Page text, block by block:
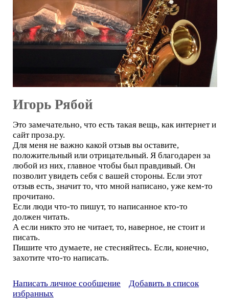
Игорь Рябой
Это замечательно, что есть такая вещь, как интернет и
сайт проза.ру.
Для меня не важно какой отзыв вы оставите,
положительный или отрицательный. Я благодарен за
любой из них, главное чтобы был правдивый. Он
позволит увидеть себя с вашей стороны. Если этот
отзыв есть, значит то, что мной написано, уже кем-то
прочитано.
Если люди что-то пишут, то написанное кто-то
должен читать.
А если никто это не читает, то, наверное, не стоит и
писать.
Пишите что думаете, не стесняйтесь. Если, конечно,
захотите что-то написать.
Написать личное сообщение
Добавить в список
избранных